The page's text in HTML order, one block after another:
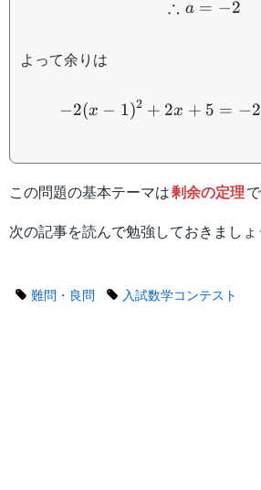
∴ a = −2
よって余りは
-2(x-
−2(x − 1)2 + 2x + 5 = −2
この問題の基本テーマは剰余の定理
次の記事を読んで勉強しておきましょ
難問・良問 入試数学コンテスト